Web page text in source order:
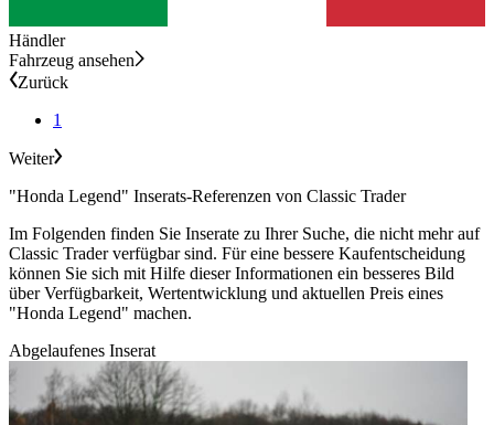
Händler
Fahrzeug ansehen
Zurück
1
Weiter
"Honda Legend" Inserats-Referenzen von Classic Trader
Im Folgenden finden Sie Inserate zu Ihrer Suche, die nicht mehr auf
Classic Trader verfügbar sind. Für eine bessere Kaufentscheidung
können Sie sich mit Hilfe dieser Informationen ein besseres Bild
über Verfügbarkeit, Wertentwicklung und aktuellen Preis eines
"Honda Legend" machen.
Abgelaufenes Inserat